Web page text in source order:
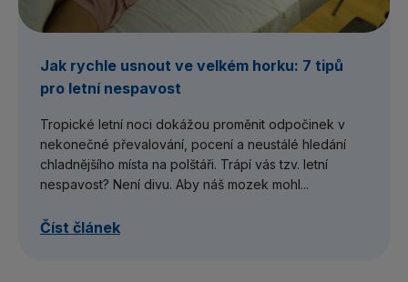
Jak rychle usnout ve velkém horku: 7 tipů
pro letní nespavost
Tropické letní noci dokážou proměnit odpočinek v
nekonečné převalování, pocení a neustálé hledání
chladnějšího místa na polštáři. Trápí vás tzv. letní
nespavost? Není divu. Aby náš mozek mohl...
Číst článek